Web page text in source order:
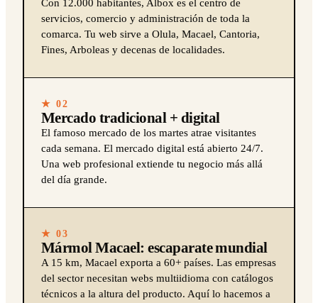
Con 12.000 habitantes, Albox es el centro de
servicios, comercio y administración de toda la
comarca. Tu web sirve a Olula, Macael, Cantoria,
Fines, Arboleas y decenas de localidades.
★ 02
Mercado tradicional + digital
El famoso mercado de los martes atrae visitantes
cada semana. El mercado digital está abierto 24/7.
Una web profesional extiende tu negocio más allá
del día grande.
★ 03
Mármol Macael: escaparate mundial
A 15 km, Macael exporta a 60+ países. Las empresas
del sector necesitan webs multiidioma con catálogos
técnicos a la altura del producto. Aquí lo hacemos a